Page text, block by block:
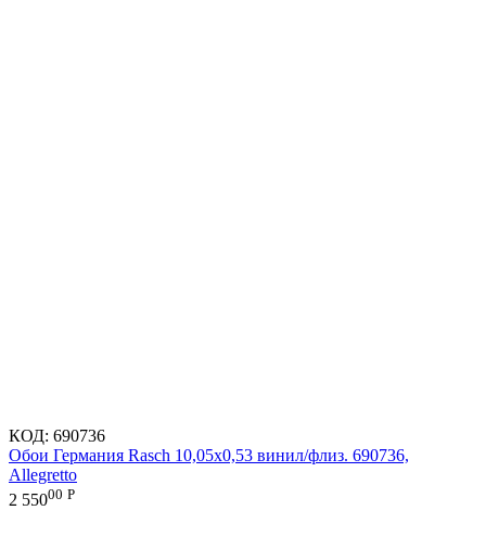
КОД: 690736
Обои Германия Rasch 10,05x0,53 винил/флиз. 690736,
Allegretto
2 55000 Р